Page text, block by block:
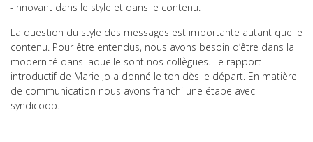
-Innovant dans le style et dans le contenu.
La question du style des messages est importante autant que le
contenu. Pour être entendus, nous avons besoin d’être dans la
modernité dans laquelle sont nos collègues. Le rapport
introductif de Marie Jo a donné le ton dès le départ. En matière
de communication nous avons franchi une étape avec
syndicoop.